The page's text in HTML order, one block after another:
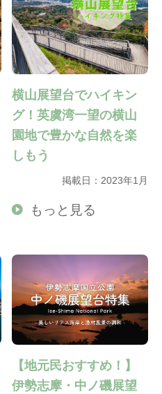
横山展望台でハイキン
グ！英虞湾一望の横山
園地で豊かな自然を楽
しもう
掲載日：2023年1月
もっと見る
【地元民おすすめ！】
伊勢志摩・中ノ磯展望